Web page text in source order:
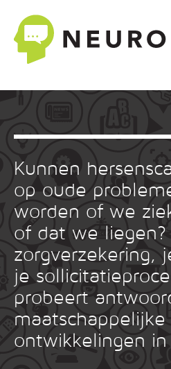
Kunnen
op oude
worden of we
of dat we
zorgverzekering,
je
probeert
ontwikkelingen